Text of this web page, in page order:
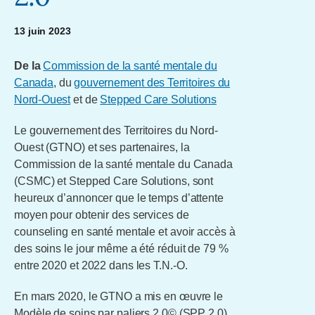
13 juin 2023
De la Commission de la santé mentale du
Canada, dugouvernement des Territoires du
Nord-Ouestet de Stepped Care Solutions
Le gouvernement des Territoires du Nord-
Ouest (GTNO) et ses partenaires, la
Commission de la santé mentale du Canada
(CSMC) et Stepped Care Solutions, sont
heureux d’annoncer que le temps d’attente
moyen pour obtenir des services de
counseling en santé mentale et avoir accès à
des soins le jour même a été réduit de 79 %
entre 2020 et 2022 dans les T.N.-O.
En mars 2020, le GTNO a mis en œuvre le